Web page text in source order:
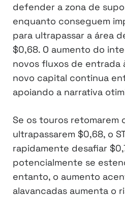
defender a zona de
enquanto conseguem
para ultrapassar a área
$0,68. O aumento do
novos fluxos de entrada
novo capital continua
apoiando a narrativa
Se os touros retomarem
ultrapassarem $0,68, o
rapidamente desafiar
potencialmente se
entanto, o aumento
alavancadas aumenta o